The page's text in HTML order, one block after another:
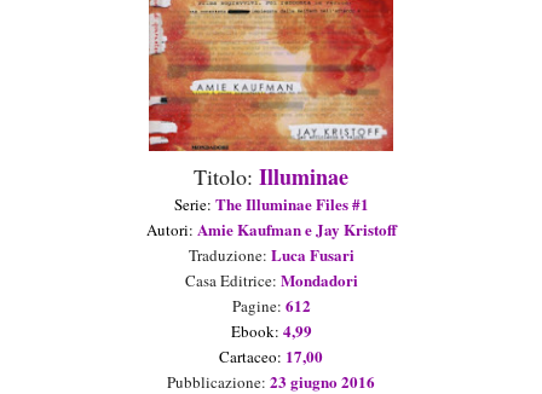
Titolo: Illuminae
Serie: The Illuminae Files #1
Autori: Amie Kaufman e Jay Kristoff
Traduzione: Luca Fusari
Casa Editrice: Mondadori
Pagine: 612
Ebook: 4,99
Cartaceo: 17,00
Pubblicazione: 23 giugno 2016